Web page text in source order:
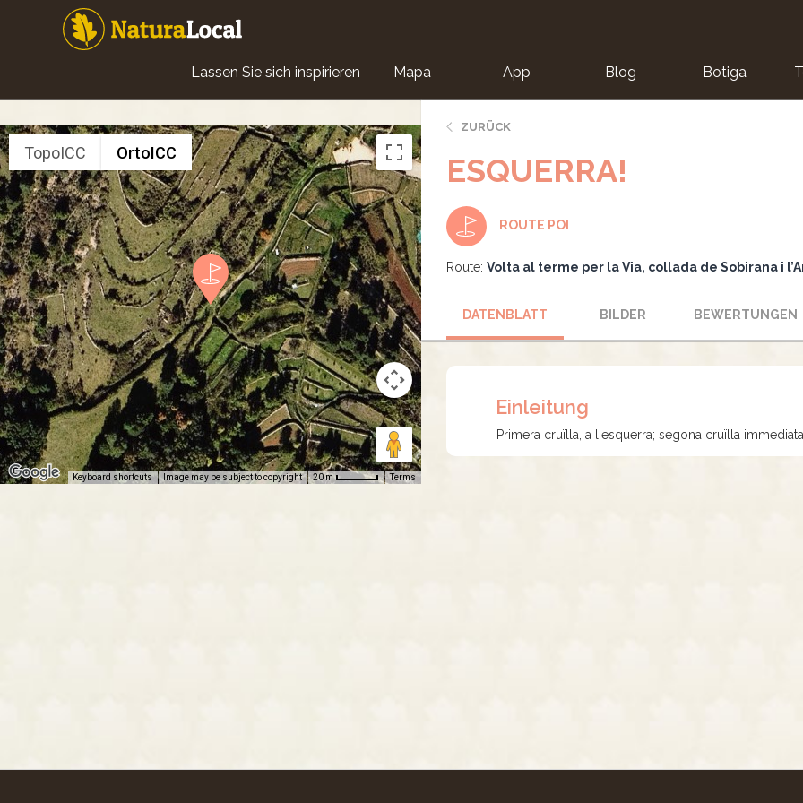
Main
navigation
Lassen Sie sich inspirieren Mapa App Blog Botiga
TopoICC OrtoICC
Keyboard shortcuts Image may be subject to copyright 20 m Terms
ZURÜCK
ESQUERRA!
ROUTE POI
Route: Volta al terme per la Via, collada de Sobirana i
DATENBLATT BILDER BEWERTUNGEN
Einleitung
Primera cruïlla, a l'esquerra; segona cruïlla